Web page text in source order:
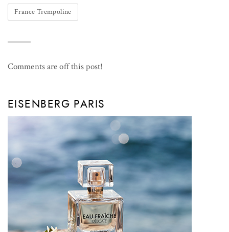
France Trempoline
Comments are off this post!
EISENBERG PARIS